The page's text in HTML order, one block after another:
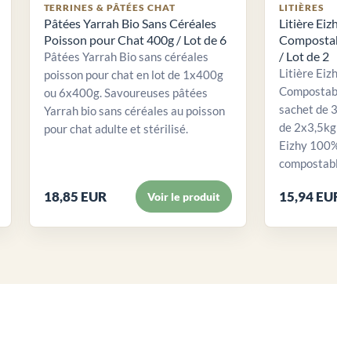
TERRINES & PÂTÉES CHAT
Pâtées Yarrah Bio Sans Céréales
Poisson pour Chat 400g / Lot de 6
Pâtées Yarrah Bio sans céréales
poisson pour chat en lot de 1x400g
ou 6x400g. Savoureuses pâtées
Yarrah bio sans céréales au poisson
pour chat adulte et stérilisé.
18,85 EUR Voir le produit
LITIÈRES
Litière
/ Lot de 2
Litière
sachet de
de
Eizhy
15,94